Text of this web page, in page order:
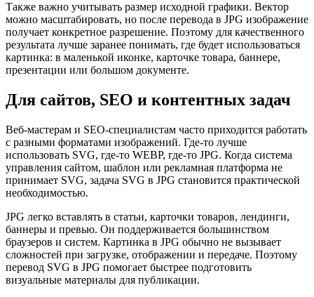
Также важно учитывать размер исходной графики. Вектор
можно масштабировать, но после перевода в JPG изображение
получает конкретное разрешение. Поэтому для качественного
результата лучше заранее понимать, где будет использоваться
картинка: в маленькой иконке, карточке товара, баннере,
презентации или большом документе.
Для сайтов, SEO и контентных задач
Веб-мастерам и SEO-специалистам часто приходится работать
с разными форматами изображений. Где-то лучше
использовать SVG, где-то WEBP, где-то JPG. Когда система
управления сайтом, шаблон или рекламная платформа не
принимает SVG, задача SVG в JPG становится практической
необходимостью.
JPG легко вставлять в статьи, карточки товаров, лендинги,
баннеры и превью. Он поддерживается большинством
браузеров и систем. Картинка в JPG обычно не вызывает
сложностей при загрузке, отображении и передаче. Поэтому
перевод SVG в JPG помогает быстрее подготовить
визуальные материалы для публикации.